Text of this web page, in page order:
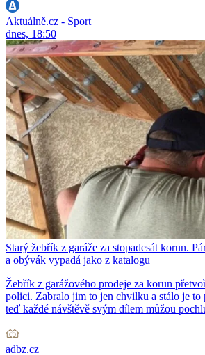
Aktuálně.cz - Sport
dnes, 18:50
Starý žebřík z garáže za stopadesát korun.
a obývák vypadá jako z katalogu
Žebřík z garážového prodeje za korun
polici. Zabralo jim to jen chvilku a stálo je to
teď každé návštěvě svým dílem můžou
adbz.cz